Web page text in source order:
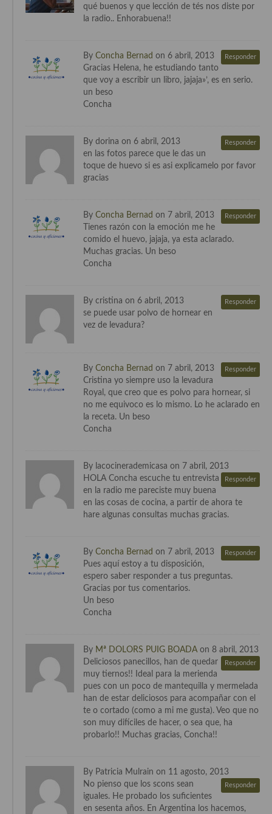
Cocina de Guatemala
Cocina Ecuatoriana
Cocina Jamaicana
Cocina peruana
Cocina de Oriente Medio
Cocina israelí
Cocina Armenia
Cocina de Egipto
Cocina de Tunez
Cocina Tailandesa
Cocina Vietnamita
Cocina Coreana
Cocina HIndú
Cocina del Pacifico
Cocina filipina
Cocina de Hawái
Cocina Africana
Cocina Sudafrinaca
Cocina del Congo
Cocina callejera
qué buenos y que lección de tés nos diste por
la radio.. Enhorabuena!!
By Concha Bernad on 6 abril, 2013 Responder
Gracias Helena, he estudiando tanto
que voy a escribir un libro, jajaja»’, es en serio.
un beso
Concha
By dorina on 6 abril, 2013 Responder
en las fotos parece que le das un
toque de huevo si es asi explicamelo por favor
gracias
By Concha Bernad on 7 abril, 2013 Responder
Tienes razón con la emoción me he
comido el huevo, jajaja, ya esta aclarado.
Muchas gracias. Un beso
Concha
By cristina on 6 abril, 2013 Responder
se puede usar polvo de hornear en
vez de levadura?
By Concha Bernad on 7 abril, 2013 Responder
Cristina yo siempre uso la levadura
Royal, que creo que es polvo para hornear, si
no me equivoco es lo mismo. Lo he aclarado en
la receta. Un beso
Concha
By lacocinerademicasa on 7 abril, 2013
Responder
HOLA Concha escuche tu entrevista
en la radio me pareciste muy buena
en las cosas de cocina, a partir de ahora te
hare algunas consultas muchas gracias.
By Concha Bernad on 7 abril, 2013 Responder
Pues aquí estoy a tu disposición,
espero saber responder a tus preguntas.
Gracias por tus comentarios.
Un beso
Concha
By Mª DOLORS PUIG BOADA on 8 abril, 2013
Responder
Deliciosos panecillos, han de quedar
muy tiernos!! Ideal para la merienda
pues con un poco de mantequilla y mermelada
han de estar deliciosos para acompañar con el
te o cortado (como a mi me gusta). Veo que no
son muy difíciles de hacer, o sea que, ha
probarlo!! Muchas gracias, Concha!!
By Patricia Mulrain on 11 agosto, 2013
Responder
No pienso que los scons sean
iguales. He probado los suficientes
en sesenta años. En Argentina los hacemos,